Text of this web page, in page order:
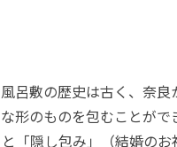
呂敷の歴史は古く、奈
形のものを包むことがで
「隠し包み」（結婚の